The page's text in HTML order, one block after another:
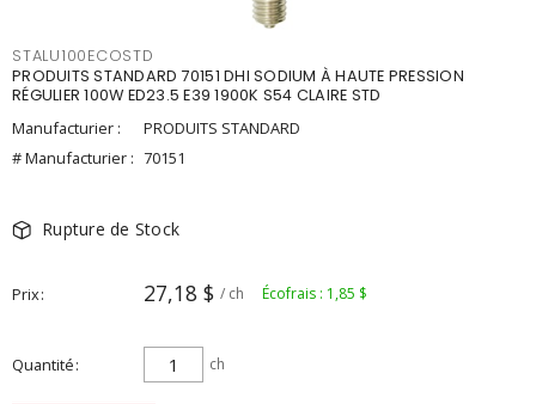
STALU100ECOSTD
PRODUITS STANDARD 70151 DHI SODIUM À HAUTE PRESSION
RÉGULIER 100W ED23.5 E39 1900K S54 CLAIRE STD
Manufacturier :
PRODUITS STANDARD
# Manufacturier : 70151
Rupture de Stock
Prix 27,18 $ / ch Écofrais : 1,85 $
Quantité ch